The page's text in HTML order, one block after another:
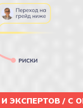
/ C